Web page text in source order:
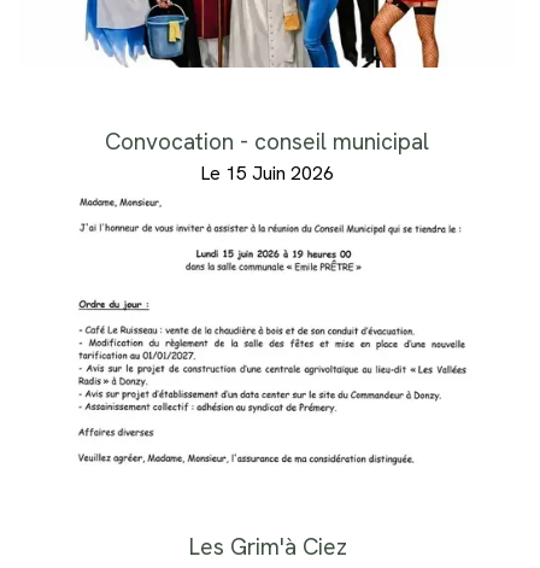
Convocation - conseil municipal
Le 15 Juin 2026
Les Grim'à Ciez